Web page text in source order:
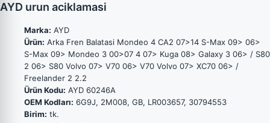
AYD urun aciklamasi
Marka: AYD
Ürün: Arka Fren Balatasi Mondeo 4 CA2 07>14 S-Max 09> 06>
S-Max 09> Mondeo 3 00>07 4 07> Kuga 08> Galaxy 3 06> / S80
2 06> S80 Volvo 07> V70 06> V70 Volvo 07> XC70 06> /
Freelander 2 2.2
Ürün Kodu: AYD 60246A
OEM Kodları: 6G9J, 2M008, GB, LR003657, 30794553
Birim: tk.